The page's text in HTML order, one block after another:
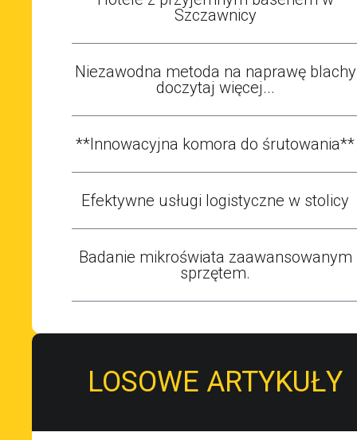
Szczawnicy
Niezawodna metoda na naprawę blachy
doczytaj więcej...
**Innowacyjna komora do śrutowania**
Efektywne usługi logistyczne w stolicy
Badanie mikroświata zaawansowanym
sprzętem.
LOSOWE ARTYKUŁY